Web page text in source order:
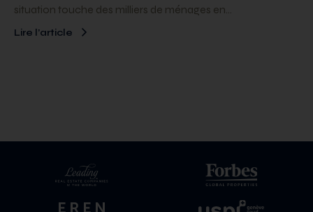
situation touche des milliers de ménages en…
Lire l’article